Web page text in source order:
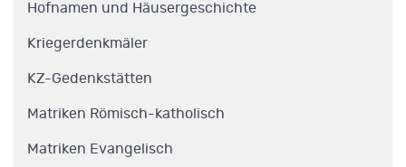
Hofnamen und Häusergeschichte
Kriegerdenkmäler
KZ-Gedenkstätten
Matriken Römisch-katholisch
Matriken Evangelisch